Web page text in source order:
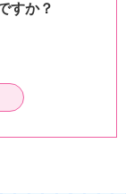
すか？